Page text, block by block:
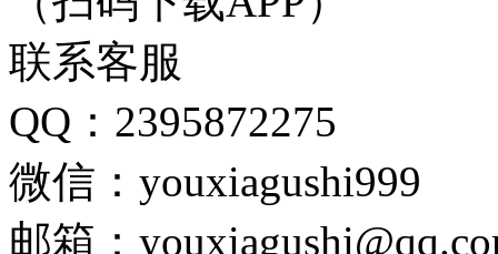
联系客服
QQ：2395872275
微信：youxiagushi999
邮箱：